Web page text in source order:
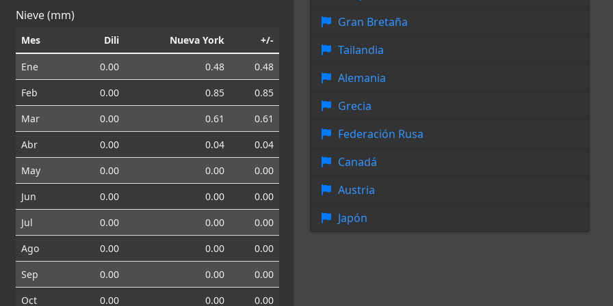
Nieve (mm)
Mes Dili Nueva York +/-
Ene 0.00 0.48
0.48
Feb
0.00 0.85
0.85
Mar
0.00 0.61
0.61
Abr
0.00 0.04
0.04
May
0.00 0.00
0.00
Jun
0.00 0.00
0.00
Jul
0.00 0.00
0.00
Ago
0.00 0.00
0.00
Sep
0.00 0.00
0.00
Oct
0.00 0.00 0.00
Gran Bretaña
Tailandia
Alemania
Grecia
Federación Rusa
Canadá
Austria
Japón